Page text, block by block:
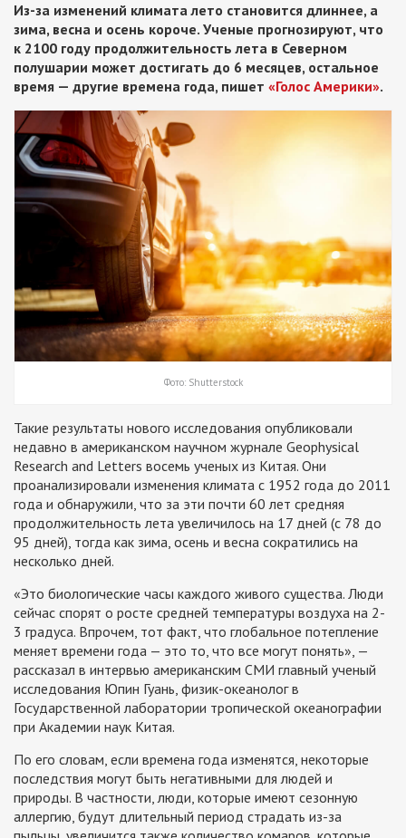
Из-за изменений климата лето становится длиннее, а
зима, весна и осень короче. Ученые прогнозируют, что
к 2100 году продолжительность лета в Северном
полушарии может достигать до 6 месяцев, остальное
время — другие времена года, пишет «Голос Америки».
Фото: Shutterstock
Такие результаты нового исследования опубликовали
недавно в американском научном журнале Geophysical
Research and Letters восемь ученых из Китая. Они
проанализировали изменения климата с 1952 года до 2011
года и обнаружили, что за эти почти 60 лет средняя
продолжительность лета увеличилось на 17 дней (с 78 до
95 дней), тогда как зима, осень и весна сократились на
несколько дней.
«Это биологические часы каждого живого существа. Люди
сейчас спорят о росте средней температуры воздуха на 2-
3 градуса. Впрочем, тот факт, что глобальное потепление
меняет времени года — это то, что все могут понять», —
рассказал в интервью американским СМИ главный ученый
исследования Юпин Гуань, физик-океанолог в
Государственной лаборатории тропической океанографии
при Академии наук Китая.
По его словам, если времена года изменятся, некоторые
последствия могут быть негативными для людей и
природы. В частности, люди, которые имеют сезонную
аллергию, будут длительный период страдать из-за